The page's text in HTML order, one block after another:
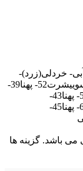
قرمز- آبی- خردلی(زرد)-
سرخابی- زرشکی- بنفش اندازه ها: سایز1: قد سوییشرت52- پهنا39-
قدآستین49- قدشلوار75 سایز2: قد سوییشرت56- پهنا43-
قدآستین54- قدشلوار85 سایز3: قد سوییشرت61- پهنا45-
می باشد. گزینه ها